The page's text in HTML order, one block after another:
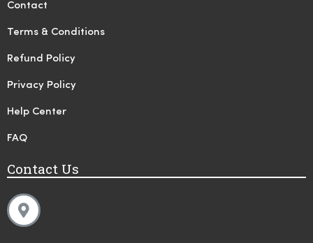
Contact
Terms & Conditions
Refund Policy
Privacy Policy
Help Center
FAQ
Contact Us